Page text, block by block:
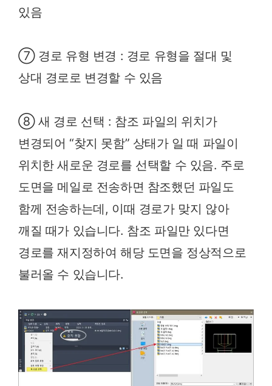
있음
⑦ 경로 유형 변경 : 경로 유형을 절대 및
상대 경로로 변경할 수 있음
⑧ 새 경로 선택 : 참조 파일의 위치가
변경되어 “찾지 못함” 상태가 일 때 파일이
위치한 새로운 경로를 선택할 수 있음. 주로
도면을 메일로 전송하면 참조했던 파일도
함께 전송하는데, 이때 경로가 맞지 않아
깨질 때가 있습니다. 참조 파일만 있다면
경로를 재지정하여 해당 도면을 정상적으로
불러올 수 있습니다.